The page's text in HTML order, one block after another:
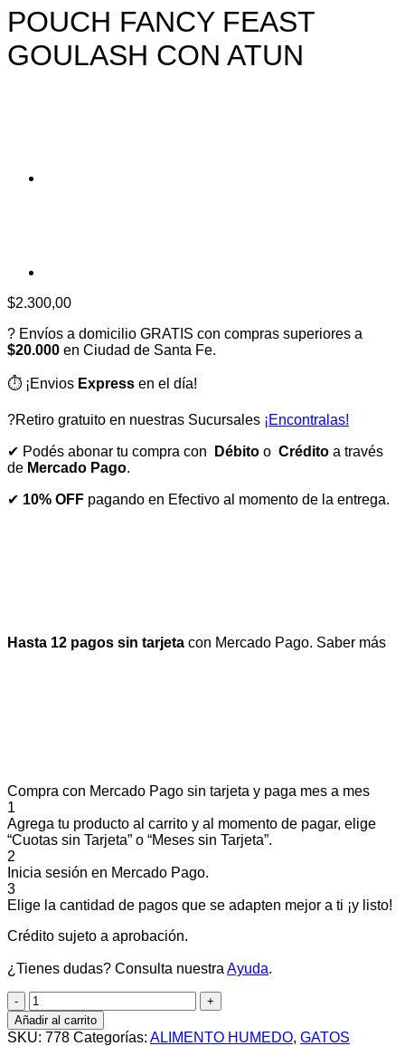
POUCH FANCY FEAST
GOULASH CON ATUN
$2.300,00
? Envíos a domicilio GRATIS con compras superiores a
$20.000 en Ciudad de Santa Fe.
⏱️ ¡Envios Express en el día!
?Retiro gratuito en nuestras Sucursales ¡Encontralas!
✔ Podés abonar tu compra con Débito o Crédito a través
de Mercado Pago.
✔ 10% OFF pagando en Efectivo al momento de la entrega.
Hasta 12 pagos sin tarjeta con Mercado Pago. Saber más
Compra con Mercado Pago sin tarjeta y paga mes a mes
1
Agrega tu producto al carrito y al momento de pagar, elige
“Cuotas sin Tarjeta” o “Meses sin Tarjeta”.
2
Inicia sesión en Mercado Pago.
3
Elige la cantidad de pagos que se adapten mejor a ti ¡y listo!
Crédito sujeto a aprobación.
¿Tienes dudas? Consulta nuestra Ayuda.
POUCH
FANCY
FEAST
Añadir al carrito
SKU: 778 Categorías: ALIMENTO HUMEDO, GATOS